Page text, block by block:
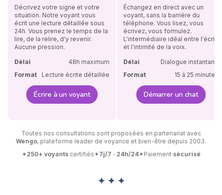
Décrivez votre signe et votre
situation. Notre voyant vous
écrit une lecture détaillée sous
24h. Vous prenez le temps de la
lire, de la relire, d'y revenir.
Aucune pression.
Délai
48h maximum
Format
Lecture écrite détaillée
Écrire à un voyant
Échangez en direct avec un
voyant, sans la barrière du
téléphone. Vous lisez, vous
écrivez, vous formulez.
L'intermédiaire idéal entre l'écrit
et l'intimité de la voix.
Délai
Dialogue instantané
Format
15 à 25 minutes
Démarrer un chat
Toutes nos consultations sont proposées en partenariat avec
Wengo, plateforme leader de voyance et bien-être depuis 2003.
✦250+ voyantscertifiés✦7j/7 · 24h/24✦Paiement sécurisé
✦ ✦ ✦